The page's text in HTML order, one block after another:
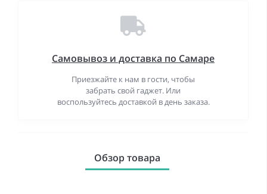
Самовывоз и доставка по Самаре
Приезжайте к нам в гости, чтобы
забрать свой гаджет. Или
воспользуйтесь доставкой в день заказа.
Обзор товара